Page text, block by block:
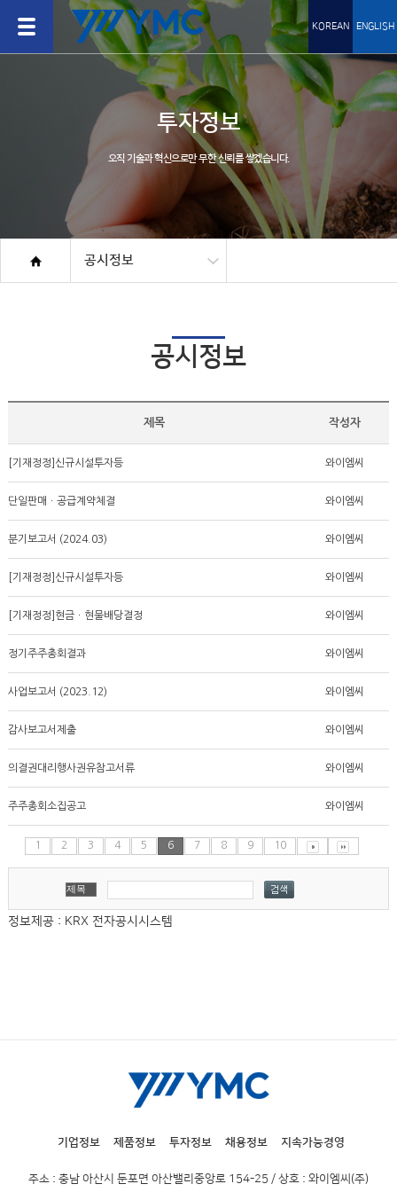
KOREAN ENGLISH
투자정보
오직 기술과 혁신으로만 무한 신뢰를 쌓겠습니다.
공시정보
공시정보
제목 작성자
[기재정정]신규시설투자등 와이엠씨
단일판매ㆍ공급계약체결 와이엠씨
분기보고서 (2024.03) 와이엠씨
[기재정정]신규시설투자등 와이엠씨
[기재정정]현금ㆍ현물배당결정 와이엠씨
정기주주총회결과 와이엠씨
사업보고서 (2023.12) 와이엠씨
감사보고서제출 와이엠씨
의결권대리행사권유참고서류 와이엠씨
주주총회소집공고 와이엠씨
1 2 3 4 5 6 7 8 9 10
정보제공 : KRX 전자공시시스템
기업정보 제품정보 투자정보 채용정보 지속가능경영
주소 : 충남 아산시 둔포면 아산밸리중앙로 154-25 / 상호 : 와이엠씨(주)